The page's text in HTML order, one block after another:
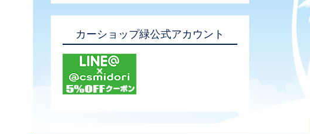
カーショップ緑公式アカウント